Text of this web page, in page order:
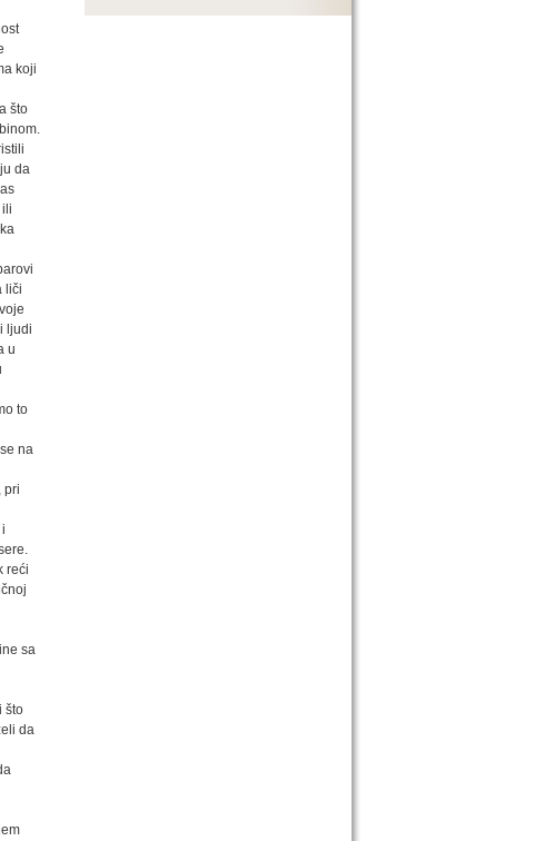
koji
što
da
liči
ljudi
u
to
na
pri
reći
sa
što
da